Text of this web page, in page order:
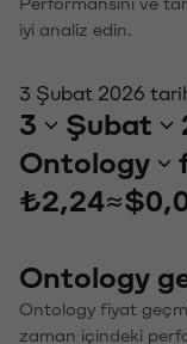
iyi analiz edin.
3 Şubat 2026
3 Şubat
Ontology
₺2,24≈
Ontology
Ontology fiyat
zaman içindeki